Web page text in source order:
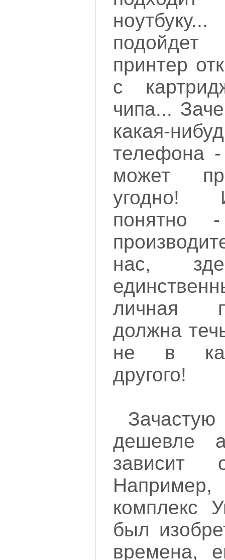
принтер
с
чипа...
какая-
телефона
может
угодно!
понятно
нас,
личная
должна
не в
другого!
дешевле
зависит
комплекс
был
времена,